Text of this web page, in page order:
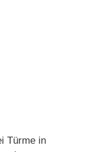
Türme in